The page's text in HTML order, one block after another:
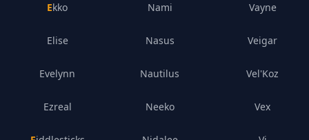
Ekko
Elise
Evelynn
Ezreal
Nami
Nasus
Nautilus
Neeko
Vayne
Veigar
Vel'Koz
Vex